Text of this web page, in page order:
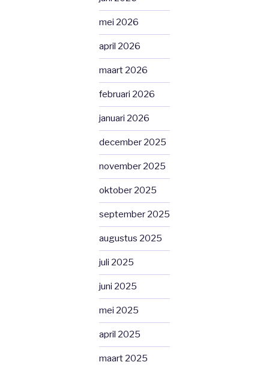
mei 2026
april 2026
maart 2026
februari 2026
januari 2026
december 2025
november 2025
oktober 2025
september 2025
augustus 2025
juli 2025
juni 2025
mei 2025
april 2025
maart 2025